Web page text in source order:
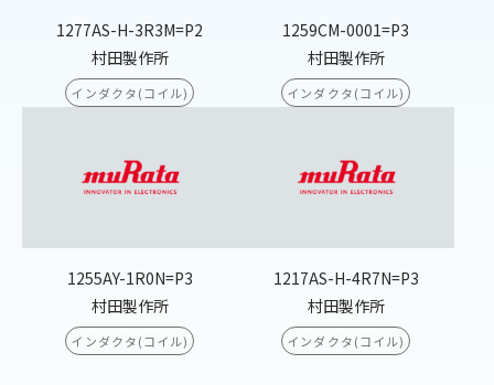
1277AS-H-3R3M=P2
村田製作所
インダクタ(コイル)
1259CM-0001=P3
村田製作所
インダクタ(コイル)
1255AY-1R0N=P3
村田製作所
インダクタ(コイル)
1217AS-H-4R7N=P3
村田製作所
インダクタ(コイル)